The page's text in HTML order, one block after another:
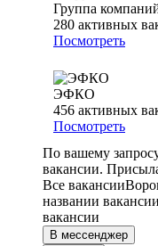
Группа
280 активных
Посмотреть
ЭФКО
456 активных
Посмотреть
По вашему
вакансии.
Все вакансии
названии
вакансии
В мессенджер